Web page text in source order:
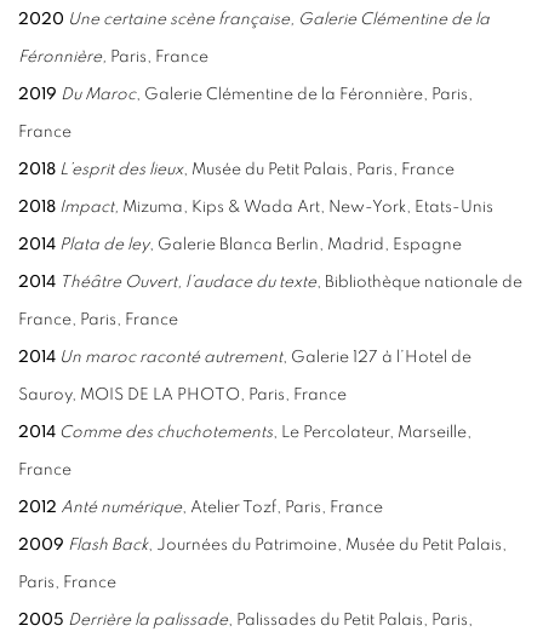
2020 Une certaine scène française, Galerie Clémentine de la
Féronnière, Paris, France
2019 Du Maroc, Galerie Clémentine de la Féronnière, Paris,
France
2018 L’esprit des lieux, Musée du Petit Palais, Paris, France
2018 Impact, Mizuma, Kips & Wada Art, New-York, Etats-Unis
2014 Plata de ley, Galerie Blanca Berlin, Madrid, Espagne
2014 Théâtre Ouvert, l’audace du texte, Bibliothèque nationale de
France, Paris, France
2014 Un maroc raconté autrement, Galerie 127 à l’Hotel de
Sauroy, MOIS DE LA PHOTO, Paris, France
2014 Comme des chuchotements, Le Percolateur, Marseille,
France
2012 Anté numérique, Atelier Tozf, Paris, France
2009 Flash Back, Journées du Patrimoine, Musée du Petit Palais,
Paris, France
2005 Derrière la palissade, Palissades du Petit Palais, Paris,